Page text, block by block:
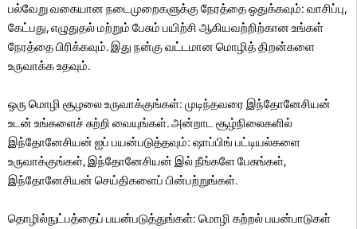
பல்வேறு வகையான நடைமுறைகளுக்கு நேரத்தை ஒதுக்கவும்: வாசிப்பு,
கேட்பது, எழுதுதல் மற்றும் பேசும் பயிற்சி ஆகியவற்றிற்கான உங்கள்
நேரத்தை பிரிக்கவும். இது நன்கு வட்டமான மொழித் திறன்களை
உருவாக்க உதவும்.
ஒரு மொழி சூழலை உருவாக்குங்கள்: முடிந்தவரை இந்தோனேசியன்
உடன் உங்களைச் சுற்றி வையுங்கள். அன்றாட சூழ்நிலைகளில்
இந்தோனேசியன் ஐப் பயன்படுத்தவும்: ஷாப்பிங் பட்டியல்களை
உருவாக்குங்கள், இந்தோனேசியன் இல் நீங்களே பேசுங்கள்,
இந்தோனேசியன் செய்திகளைப் பின்பற்றுங்கள்.
தொழில்நுட்பத்தைப் பயன்படுத்துங்கள்: மொழி கற்றல் பயன்பாடுகள்